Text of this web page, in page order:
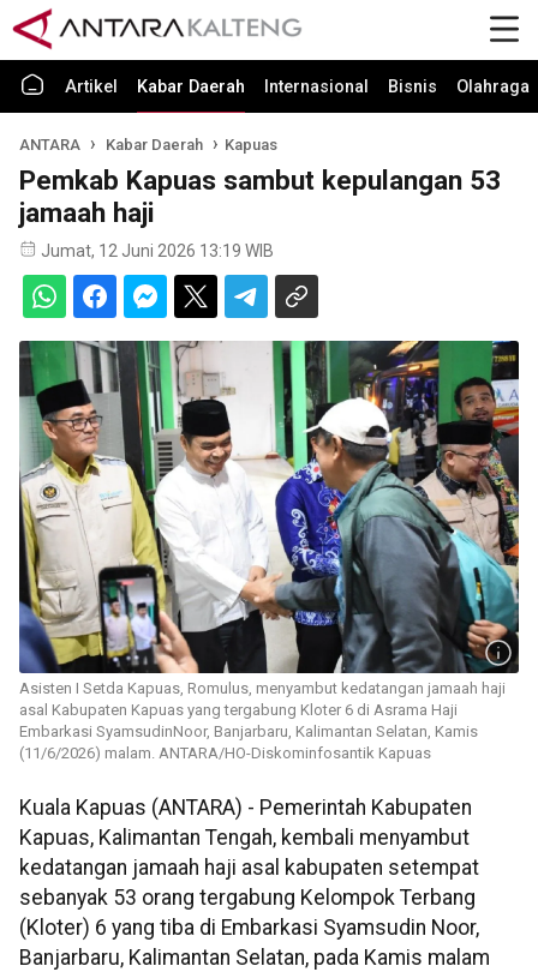
Artikel Kabar Daerah Internasional Bisnis Olahraga
ANTARA Kabar Daerah Kapuas
Pemkab Kapuas sambut kepulangan 53
jamaah haji
Jumat, 12 Juni 2026 13:19 WIB
Asisten I Setda Kapuas, Romulus, menyambut kedatangan jamaah haji
asal Kabupaten Kapuas yang tergabung Kloter 6 di Asrama Haji
Embarkasi SyamsudinNoor, Banjarbaru, Kalimantan Selatan, Kamis
(11/6/2026) malam. ANTARA/HO-Diskominfosantik Kapuas
Kuala Kapuas (ANTARA) - Pemerintah Kabupaten
Kapuas, Kalimantan Tengah, kembali menyambut
kedatangan jamaah haji asal kabupaten setempat
sebanyak 53 orang tergabung Kelompok Terbang
(Kloter) 6 yang tiba di Embarkasi Syamsudin Noor,
Banjarbaru, Kalimantan Selatan, pada Kamis malam